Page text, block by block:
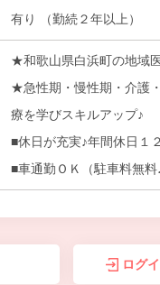
有り （勤続２年以上）
★和歌山県白浜町の地域
★急性期・慢性期・介護
療を学びスキルアップ♪
■休日が充実♪年間休日１
■車通勤ＯＫ（駐車料無
ログ